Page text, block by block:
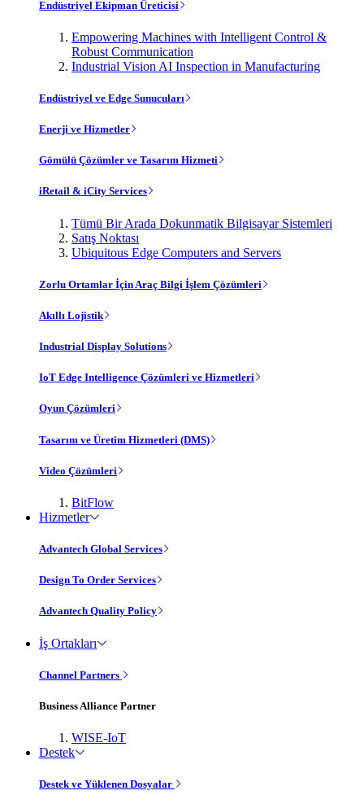
Endüstriyel Ekipman Üreticisi
Empowering Machines with Intelligent Control &
Robust Communication
Industrial Vision AI Inspection in Manufacturing
Endüstriyel ve Edge Sunucuları
Enerji ve Hizmetler
Gömülü Çözümler ve Tasarım Hizmeti
iRetail & iCity Services
Tümü Bir Arada Dokunmatik Bilgisayar Sistemleri
Satış Noktası
Ubiquitous Edge Computers and Servers
Zorlu Ortamlar İçin Araç Bilgi İşlem Çözümleri
Akıllı Lojistik
Industrial Display Solutions
IoT Edge Intelligence Çözümleri ve Hizmetleri
Oyun Çözümleri
Tasarım ve Üretim Hizmetleri (DMS)
Video Çözümleri
BitFlow
Hizmetler
Advantech Global Services
Design To Order Services
Advantech Quality Policy
İş Ortakları
Channel Partners
Business Alliance Partner
WISE-IoT
Destek
Destek ve Yüklenen Dosyalar